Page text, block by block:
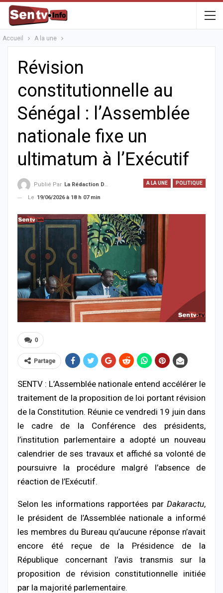
Accueil A la une
Révision
constitutionnelle au
Sénégal : l’Assemblée
nationale fixe un
ultimatum à l’Exécutif
A LA UNE POLITIQUE
Publié Par La Rédaction De La SenTV.info
Le 19/06/2026 à 18 h 07 min
0
Partage
SENTV : L’Assemblée nationale entend accélérer le
traitement de la proposition de loi portant révision
de la Constitution. Réunie ce vendredi 19 juin dans
le cadre de la Conférence des présidents,
l’institution parlementaire a adopté un nouveau
calendrier de ses travaux et affiché sa volonté de
poursuivre la procédure malgré l’absence de
réaction de l’Exécutif.
Selon les informations rapportées par Dakaractu,
le président de l’Assemblée nationale a informé
les membres du Bureau qu’aucune réponse n’avait
encore été reçue de la Présidence de la
République concernant l’avis transmis sur la
proposition de révision constitutionnelle initiée
par la majorité parlementaire.